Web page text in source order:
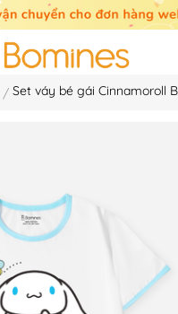
/ Set váy bé gái Cinnamoroll